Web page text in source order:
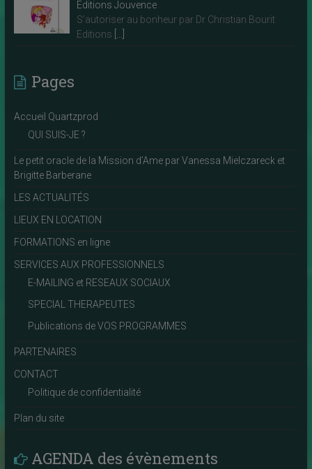
Editions Jouvence
S’autoriser au bonheur par Dr Christian Bourit
Editions
Pages
Accueil Quartzprod
QUI SUIS-JE ?
Le petit oracle de la Mission d’Ame par Vanessa Mielczareck et
Brigitte Barberane
LES ACTUALITÉS
LIEUX EN LOCATION
FORMATIONS en ligne
SERVICES AUX PROFESSIONNELS
E-MAILING et RESEAUX SOCIAUX
SPECIAL THERAPEUTES
Publications de VOS PROGRAMMES
PARTENAIRES
CONTACT
Politique de confidentialité
Plan du site
AGENDA des évènements